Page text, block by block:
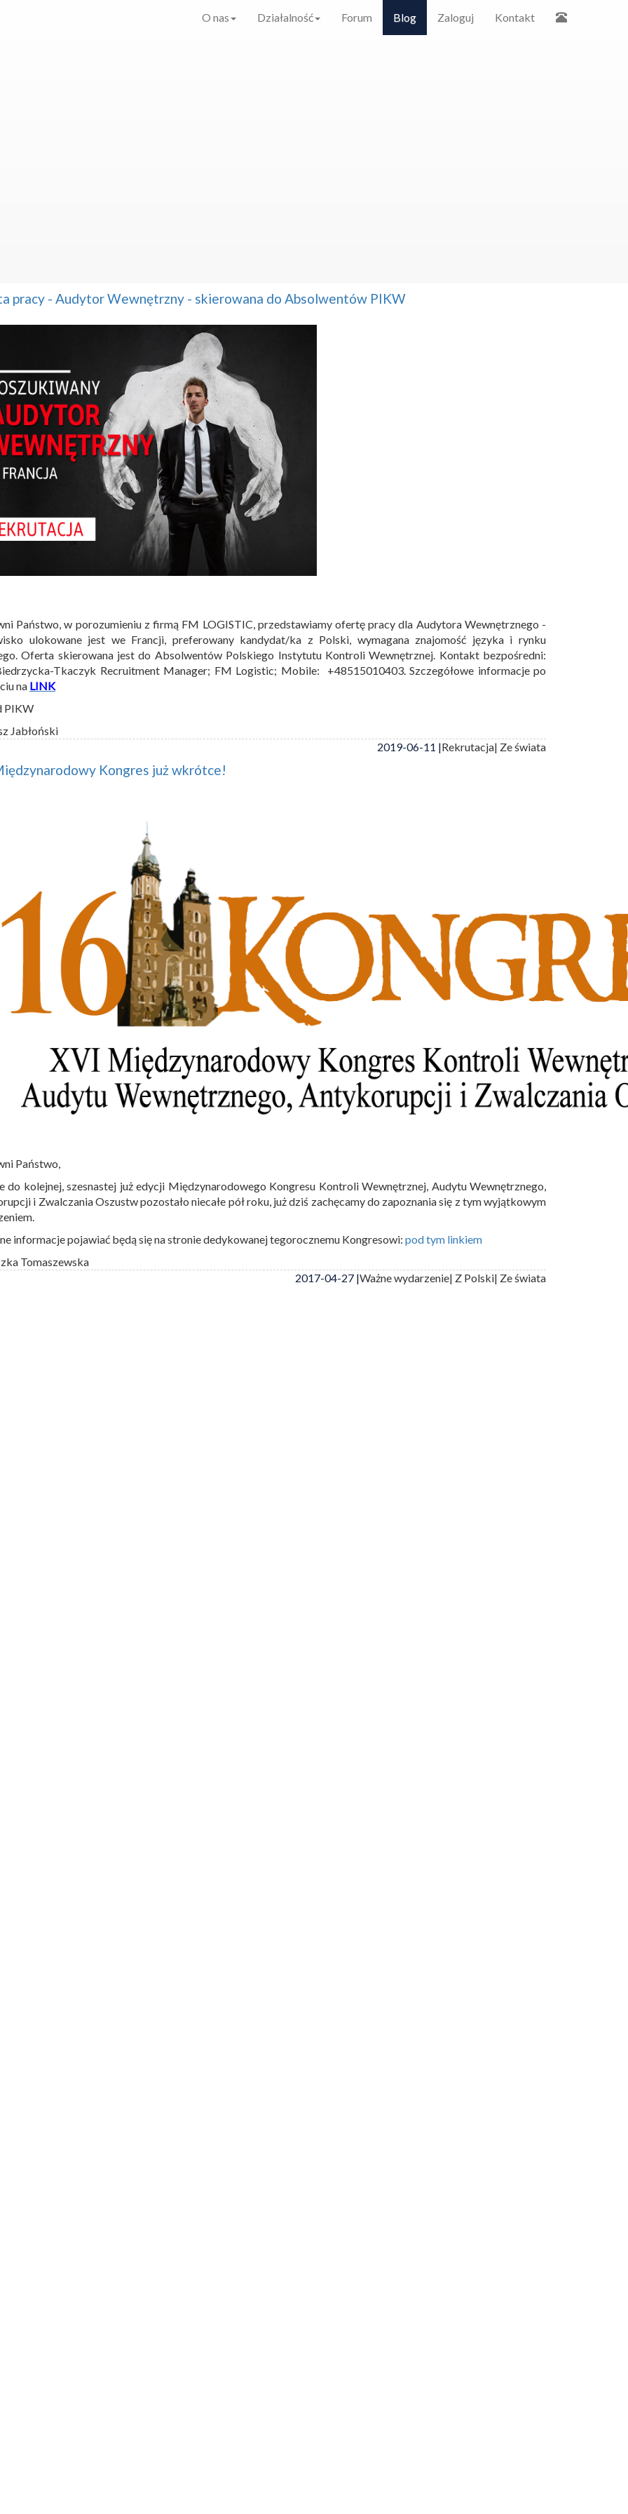
O nas Działalność Forum Blog Zaloguj Kontakt
pracy - Audytor Wewnętrzny - skierowana do Absolwentów PIKW
Państwo, w porozumieniu z firmą FM LOGISTIC, przedstawiamy ofertę pracy dla Audytora Wewnętrznego -
ulokowane jest we Francji, preferowany kandydat/ka z Polski, wymagana znajomość języka i rynku
Oferta skierowana jest do Absolwentów Polskiego Instytutu Kontroli Wewnętrznej. Kontakt bezpośredni:
Tkaczyk Recruitment Manager; FM Logistic; Mobile: +48515010403. Szczegółowe informacje po
na LINK
PIKW
Jabłoński
2019-06-11 |Rekrutacja| Ze świata
Kongres już wkrótce!
Państwo,
do kolejnej, szesnastej już edycji Międzynarodowego Kongresu Kontroli Wewnętrznej, Audytu Wewnętrznego,
i Zwalczania Oszustw pozostało niecałe pół roku, już dziś zachęcamy do zapoznania się z tym wyjątkowym
informacje pojawiać będą się na stronie dedykowanej tegorocznemu Kongresowi: pod tym linkiem
Tomaszewska
2017-04-27 |Ważne wydarzenie| Z Polski| Ze świata